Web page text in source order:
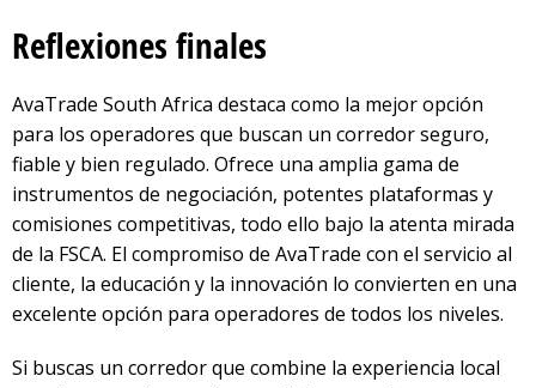
Reflexiones finales
AvaTrade South Africa destaca como la mejor opción
para los operadores que buscan un corredor seguro,
fiable y bien regulado. Ofrece una amplia gama de
instrumentos de negociación, potentes plataformas y
comisiones competitivas, todo ello bajo la atenta mirada
de la FSCA. El compromiso de AvaTrade con el servicio al
cliente, la educación y la innovación lo convierten en una
excelente opción para operadores de todos los niveles.
Si buscas un corredor que combine la experiencia local